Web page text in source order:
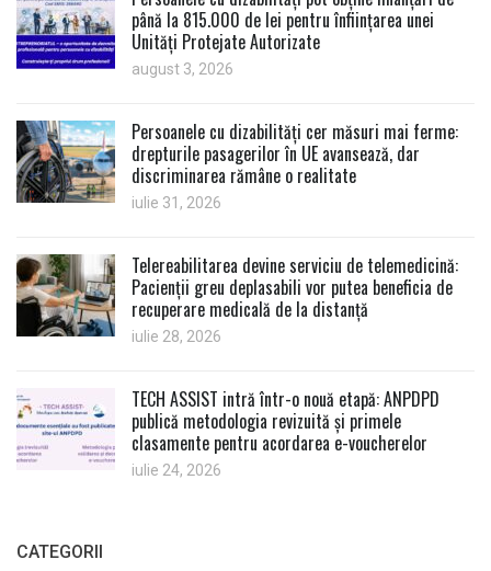
până la 815.000 de lei pentru înființarea unei
Unități Protejate Autorizate
august 3, 2026
Persoanele cu dizabilități cer măsuri mai ferme:
drepturile pasagerilor în UE avansează, dar
discriminarea rămâne o realitate
iulie 31, 2026
Telereabilitarea devine serviciu de telemedicină:
Pacienții greu deplasabili vor putea beneficia de
recuperare medicală de la distanță
iulie 28, 2026
TECH ASSIST intră într-o nouă etapă: ANPDPD
publică metodologia revizuită și primele
clasamente pentru acordarea e-voucherelor
iulie 24, 2026
CATEGORII